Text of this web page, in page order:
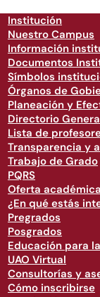
Institución
Nuestro Campus
Información
Documentos
Símbolos
Órganos de
Planeación y
Directorio
Lista de
Transparencia y
Trabajo de Grado
PQRS
Oferta académica
¿En qué estás
Pregrados
Posgrados
Educación para
UAO Virtual
Consultorías y
Cómo inscribirse